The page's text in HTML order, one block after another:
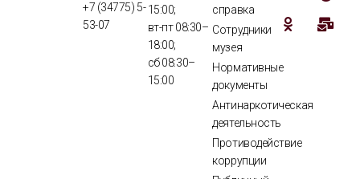
+7 (34775) 5-
53-07
15:00;
вт-пт 08:30–
18:00;
сб 08:30–
15:00
справка
Сотрудники
музея
Нормативные
документы
Антинаркотическая
деятельность
Противодействие
коррупции